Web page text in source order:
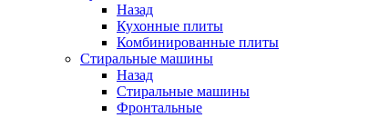
Назад
Кухонные плиты
Комбинированные плиты
Стиральные машины
Назад
Стиральные машины
Фронтальные